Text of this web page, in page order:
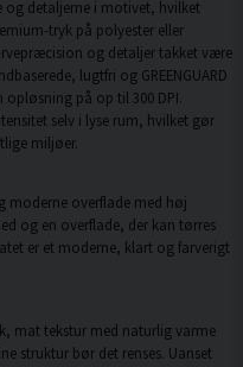
og detaljerne i motivet, hvilket
tryk på polyester eller
og detaljer takket være
lugtfri og GREENGUARD
på op til 300 DPI.
selv i lyse rum, hvilket gør
miljøer.
moderne overflade med høj
og en overflade, der kan tørres
er et moderne, klart og farverigt
mat tekstur med naturlig varme
struktur bør det renses. Uanset